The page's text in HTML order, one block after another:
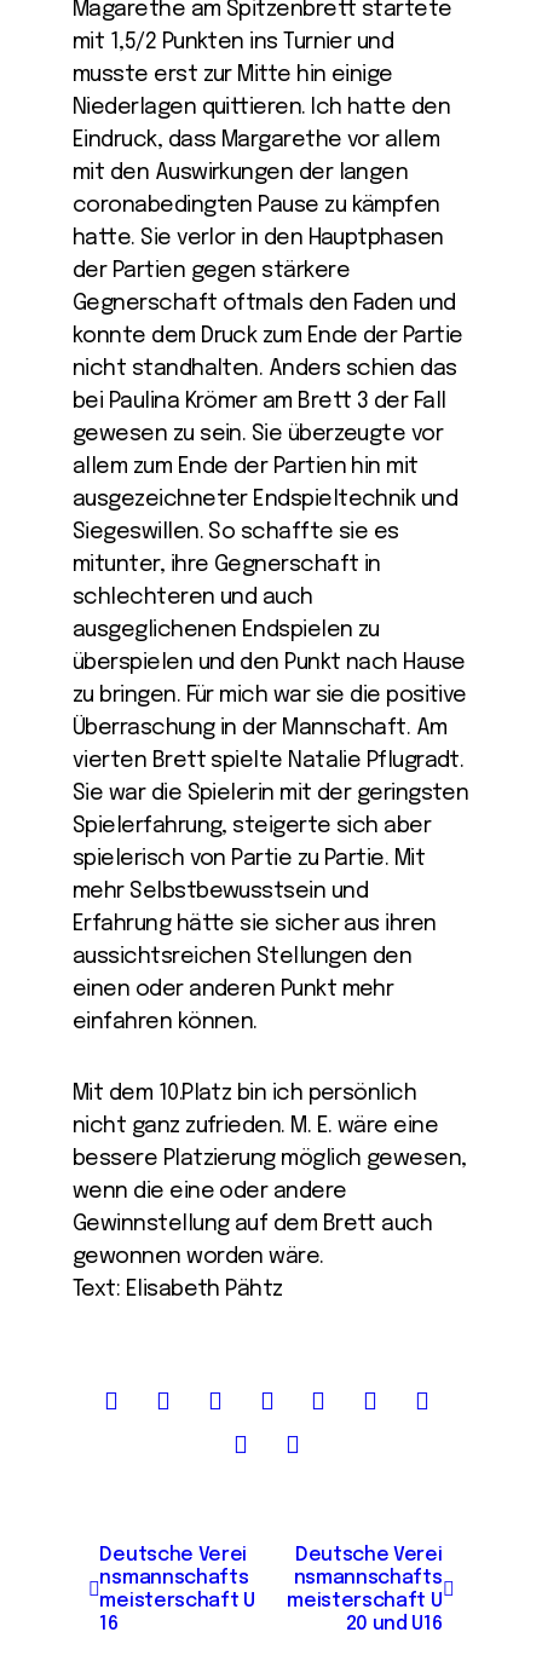
Magarethe am Spitzenbrett startete
mit 1,5/2 Punkten ins Turnier und
musste erst zur Mitte hin einige
Niederlagen quittieren. Ich hatte den
Eindruck, dass Margarethe vor allem
mit den Auswirkungen der langen
coronabedingten Pause zu kämpfen
hatte. Sie verlor in den Hauptphasen
der Partien gegen stärkere
Gegnerschaft oftmals den Faden und
konnte dem Druck zum Ende der Partie
nicht standhalten. Anders schien das
bei Paulina Krömer am Brett 3 der Fall
gewesen zu sein. Sie überzeugte vor
allem zum Ende der Partien hin mit
ausgezeichneter Endspieltechnik und
Siegeswillen. So schaffte sie es
mitunter, ihre Gegnerschaft in
schlechteren und auch
ausgeglichenen Endspielen zu
überspielen und den Punkt nach Hause
zu bringen. Für mich war sie die positive
Überraschung in der Mannschaft. Am
vierten Brett spielte Natalie Pflugradt.
Sie war die Spielerin mit der geringsten
Spielerfahrung, steigerte sich aber
spielerisch von Partie zu Partie. Mit
mehr Selbstbewusstsein und
Erfahrung hätte sie sicher aus ihren
aussichtsreichen Stellungen den
einen oder anderen Punkt mehr
einfahren können.
Mit dem 10.Platz bin ich persönlich
nicht ganz zufrieden. M. E. wäre eine
bessere Platzierung möglich gewesen,
wenn die eine oder andere
Gewinnstellung auf dem Brett auch
gewonnen worden wäre.
Text: Elisabeth Pähtz
Deutsche Verei
nsmannschafts
meisterschaft U
16
Deutsche Verei
nsmannschafts
meisterschaft U
20 und U16